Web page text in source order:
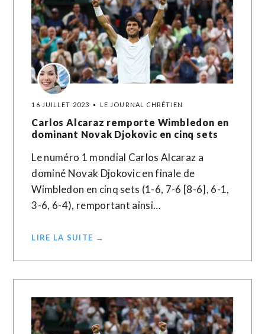
16 JUILLET 2023 LE JOURNAL CHRÉTIEN
Carlos Alcaraz remporte Wimbledon en
dominant Novak Djokovic en cinq sets
Le numéro 1 mondial Carlos Alcaraz a
dominé Novak Djokovic en finale de
Wimbledon en cinq sets (1-6, 7-6 [8-6], 6-1,
3-6, 6-4), remportant ainsi…
LIRE LA SUITE →